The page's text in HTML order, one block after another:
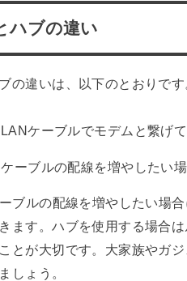
ハブの違い
の違いは、以下のとおりです
ケーブルでモデムと繋げ
ーブルの配線を増やしたい
ブルの配線を増やしたい場
ます。ハブを使用する場合
とが大切です。大家族やガ
しょう。